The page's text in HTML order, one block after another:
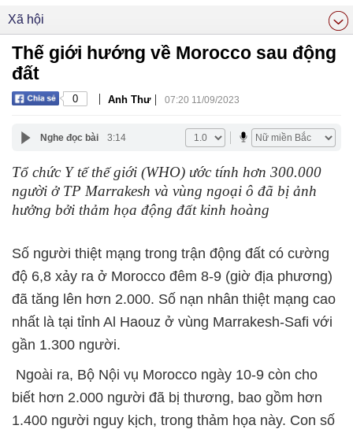
Xã hội
Thế giới hướng về Morocco sau động
đất
0 | Anh Thư | 07:20 11/09/2023
Nghe đọc bài 3:14
Tổ chức Y tế thế giới (WHO) ước tính hơn 300.000
người ở TP Marrakesh và vùng ngoại ô đã bị ảnh
hưởng bởi thảm họa động đất kinh hoàng
Số người thiệt mạng trong trận động đất có cường
độ 6,8 xảy ra ở Morocco đêm 8-9 (giờ địa phương)
đã tăng lên hơn 2.000. Số nạn nhân thiệt mạng cao
nhất là tại tỉnh Al Haouz ở vùng Marrakesh-Safi với
gần 1.300 người.
Ngoài ra, Bộ Nội vụ Morocco ngày 10-9 còn cho
biết hơn 2.000 người đã bị thương, bao gồm hơn
1.400 người nguy kịch, trong thảm họa này. Con số